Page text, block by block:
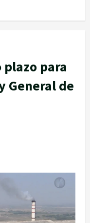
plazo para
General de